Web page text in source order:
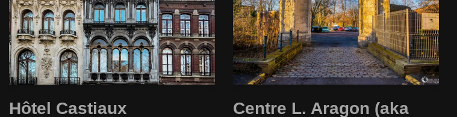
Hôtel Castiaux
Centre L. Aragon (aka